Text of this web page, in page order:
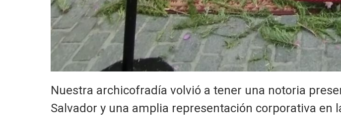
Nuestra archicofradía volvió a tener una notoria
Salvador y una amplia representación corporativa en